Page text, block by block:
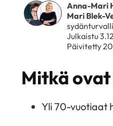
Anna-Mari
Mari Blek-
Julkaistu
Päivitetty
Mitkä
Yli 70-vuotiaat